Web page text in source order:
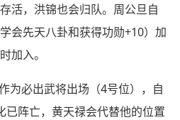
活，洪锦也会归队。周公旦自
会先天八卦和获得功勋+10）加
加入。
为必出武将出场（4号位），自
已阵亡，黄天禄会代替他的位置